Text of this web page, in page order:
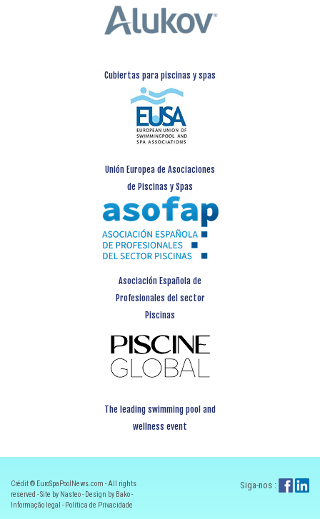
Cubiertas para piscinas y spas
Unión Europea de Asociaciones
de Piscinas y Spas
Asociación Española de
Profesionales del sector
Piscinas
The leading swimming pool and
wellness event
Crédit ® EuroSpaPoolNews.com - All rights
reserved - Site by Nasteo - Design by Bako -
Informação legal - Política de Privacidade
Siga-nos :